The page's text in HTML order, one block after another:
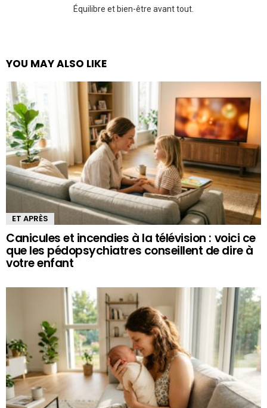
Équilibre et bien-être avant tout.
YOU MAY ALSO LIKE
ET APRÈS
Canicules et incendies à la télévision : voici ce
que les pédopsychiatres conseillent de dire à
votre enfant